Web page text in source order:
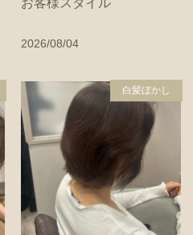
お客様スタイル
2026/08/04
白髪ぼかし